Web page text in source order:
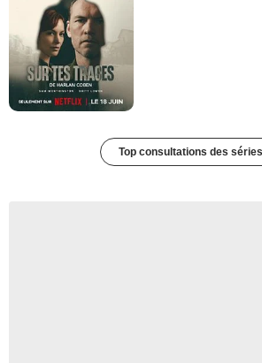
Top consultations des